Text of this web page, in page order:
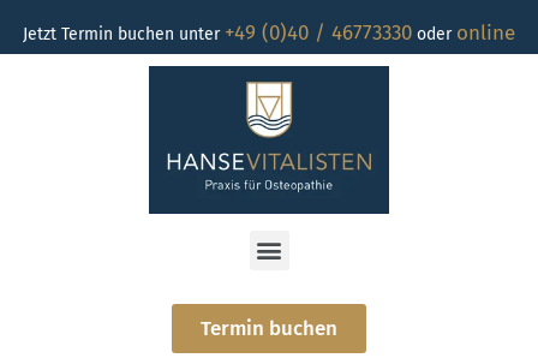
Jetzt Termin buchen unter +49 (0)40 / 46773330 oder online
Termin buchen